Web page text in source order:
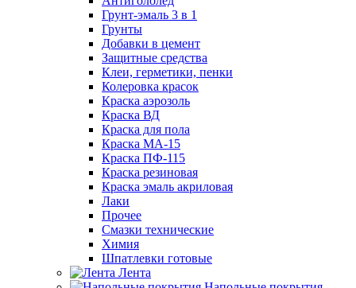
Грунт-эмаль 3 в 1
Грунты
Добавки в цемент
Защитные средства
Клеи, герметики, пенки
Колеровка красок
Краска аэрозоль
Краска ВД
Краска для пола
Краска МА-15
Краска ПФ-115
Краска резиновая
Краска эмаль акриловая
Лаки
Прочее
Смазки технические
Химия
Шпатлевки готовые
Лента